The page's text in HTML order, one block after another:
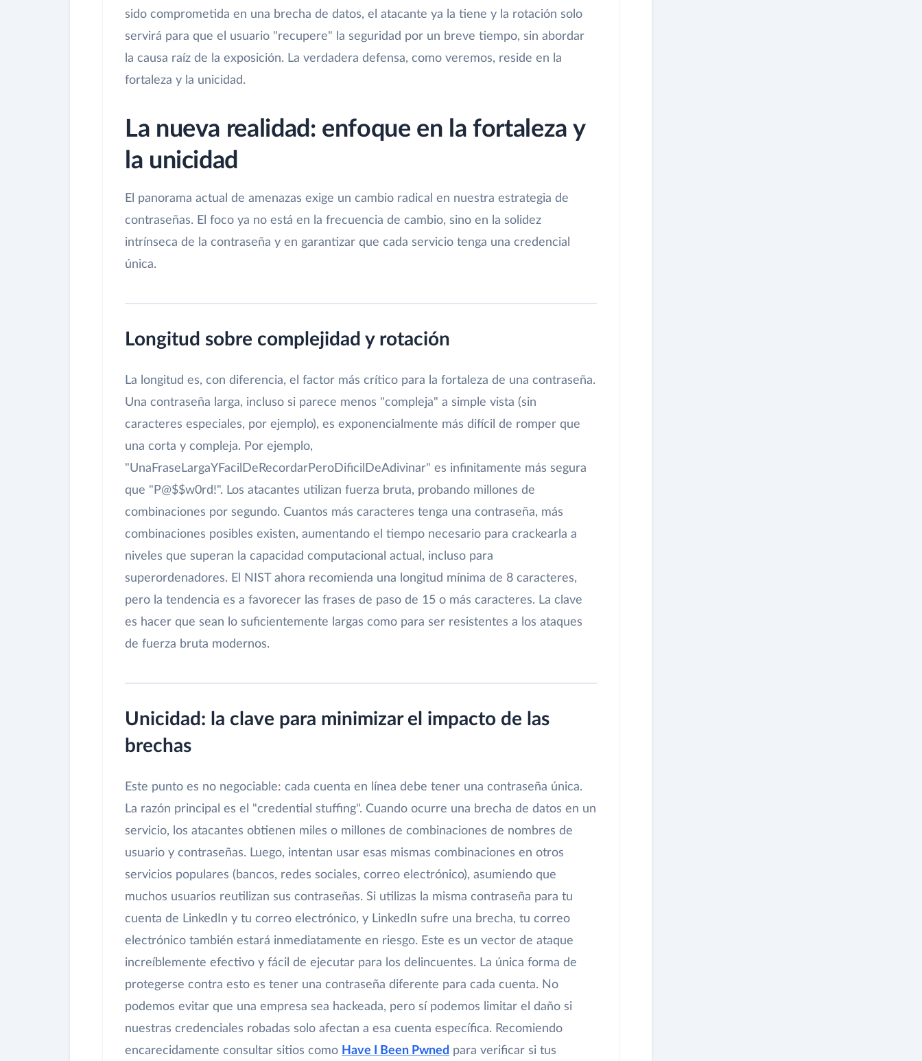
sido comprometida en una brecha de datos, el atacante ya la tiene y la rotación solo
servirá para que el usuario "recupere" la seguridad por un breve tiempo, sin abordar
la causa raíz de la exposición. La verdadera defensa, como veremos, reside en la
fortaleza y la unicidad.
La nueva realidad: enfoque en la fortaleza y
la unicidad
El panorama actual de amenazas exige un cambio radical en nuestra estrategia de
contraseñas. El foco ya no está en la frecuencia de cambio, sino en la solidez
intrínseca de la contraseña y en garantizar que cada servicio tenga una credencial
única.
Longitud sobre complejidad y rotación
La longitud es, con diferencia, el factor más crítico para la fortaleza de una contraseña.
Una contraseña larga, incluso si parece menos "compleja" a simple vista (sin
caracteres especiales, por ejemplo), es exponencialmente más difícil de romper que
una corta y compleja. Por ejemplo,
"UnaFraseLargaYFacilDeRecordarPeroDificilDeAdivinar" es infinitamente más segura
que "P@$$w0rd!". Los atacantes utilizan fuerza bruta, probando millones de
combinaciones por segundo. Cuantos más caracteres tenga una contraseña, más
combinaciones posibles existen, aumentando el tiempo necesario para crackearla a
niveles que superan la capacidad computacional actual, incluso para
superordenadores. El NIST ahora recomienda una longitud mínima de 8 caracteres,
pero la tendencia es a favorecer las frases de paso de 15 o más caracteres. La clave
es hacer que sean lo suficientemente largas como para ser resistentes a los ataques
de fuerza bruta modernos.
Unicidad: la clave para minimizar el impacto de las
brechas
Este punto es no negociable: cada cuenta en línea debe tener una contraseña única.
La razón principal es el "credential stuffing". Cuando ocurre una brecha de datos en un
servicio, los atacantes obtienen miles o millones de combinaciones de nombres de
usuario y contraseñas. Luego, intentan usar esas mismas combinaciones en otros
servicios populares (bancos, redes sociales, correo electrónico), asumiendo que
muchos usuarios reutilizan sus contraseñas. Si utilizas la misma contraseña para tu
cuenta de LinkedIn y tu correo electrónico, y LinkedIn sufre una brecha, tu correo
electrónico también estará inmediatamente en riesgo. Este es un vector de ataque
increíblemente efectivo y fácil de ejecutar para los delincuentes. La única forma de
protegerse contra esto es tener una contraseña diferente para cada cuenta. No
podemos evitar que una empresa sea hackeada, pero sí podemos limitar el daño si
nuestras credenciales robadas solo afectan a esa cuenta específica. Recomiendo
encarecidamente consultar sitios como Have I Been Pwned para verificar si tus